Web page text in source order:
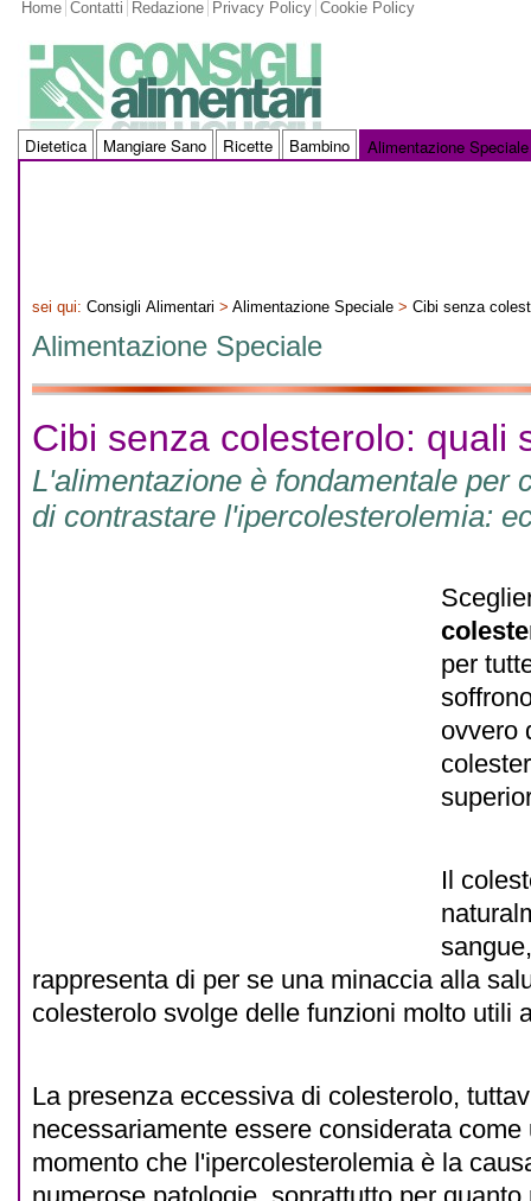
Home Contatti Redazione Privacy Policy Cookie Policy
Dietetica Mangiare Sano Ricette Bambino Alimentazione Speciale
sei qui: Consigli Alimentari > Alimentazione Speciale > Cibi senza
Alimentazione Speciale
Cibi senza colesterolo: quali
L'alimentazione è fondamentale per
di contrastare l'ipercolesterolemia:
per
ovvero
Il
rappresenta di per se una minaccia alla
colesterolo svolge delle funzioni molto utili
La presenza eccessiva di colesterolo,
necessariamente essere considerata
momento che l'ipercolesterolemia è la